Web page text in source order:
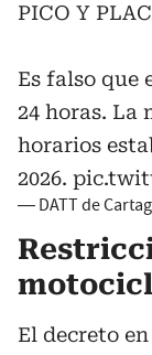
PICO Y
Es falso que
24 horas. La
horarios
2026.
— DATT de
El decreto